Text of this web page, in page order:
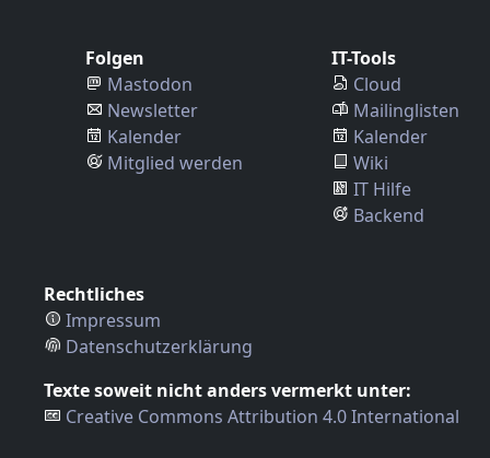
Folgen
Mastodon
Newsletter
Kalender
Mitglied werden
IT-Tools
Cloud
Mailinglisten
Kalender
Wiki
IT Hilfe
Backend
Rechtliches
Impressum
Datenschutzerklärung
Texte soweit nicht anders vermerkt unter:
Creative Commons Attribution 4.0 International